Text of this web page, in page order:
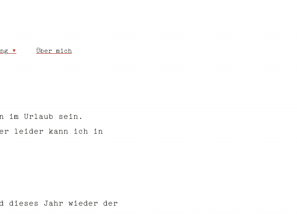
Über mich
im Urlaub sein.
leider kann ich in
dieses Jahr wieder der